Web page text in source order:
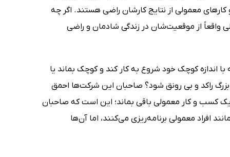
معمولی از نتایج کارشان راضی هستند. اگر چه
از موقعیت‌شان در زندگی شادمان و راضی
کوچک خود شروع به کار کند و کوچک بماند یا
راکد و بی رونق شود؟ صاحبان این شرکت‌ها احمق
کسب و کار معمولی باقی بماند؛ این است که صاحبان
افراد معمولی برنامه‌ریزی می‌کنند، اما آن‌ها